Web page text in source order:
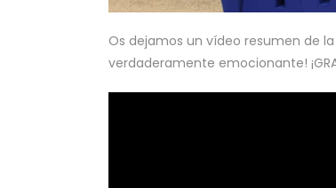
Os dejamos un vídeo resumen de
verdaderamente emocionante!